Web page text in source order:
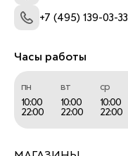
+7 (495) 139-03-33
Часы работы
пн
10:00
22:00
вт
10:00
22:00
ср
10:00
22:00